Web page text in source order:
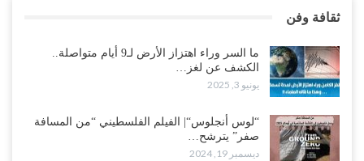
ثقافة وفن
ما السر وراء اهتزاز الأرض لـ9 أيام متواصلة..
الكشف عن لغز…
يونيو 3, 2025
“لوس أنجلوس“| الفيلم الفلسطيني “من المسافة
صفر” يترشح…
ديسمبر 19, 2024